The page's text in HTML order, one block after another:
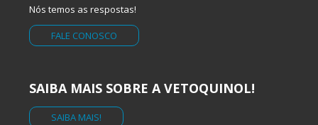
Nós temos as respostas!
FALE CONOSCO
SAIBA MAIS SOBRE A VETOQUINOL!
SAIBA MAIS!